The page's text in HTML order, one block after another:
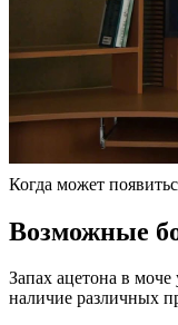
Когда может
Возможные
Запах ацетона в
наличие различных